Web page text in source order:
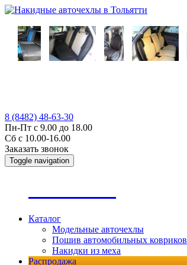
8 (8482) 48-63-30
Пн-Пт с 9.00 до 18.00
Сб с 10.00-16.00
Заказать звонок
Toggle navigation
Каталог
Модельные авточехлы
Пошив автомобильных ковриков
Накидки из меха
Распродажа